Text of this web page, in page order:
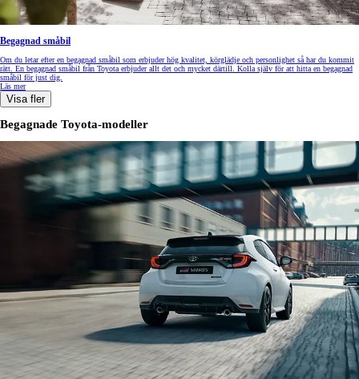
Begagnad småbil
Om du letar efter en begagnad småbil som erbjuder hög kvalitet, körglädje och personlighet så har du kommit
rätt. En begagnad småbil från Toyota erbjuder allt det och mycket därtill. Kolla själv för att hitta en begagnad
småbil för just dig.
Läs mer
Visa fler
Begagnade Toyota-modeller